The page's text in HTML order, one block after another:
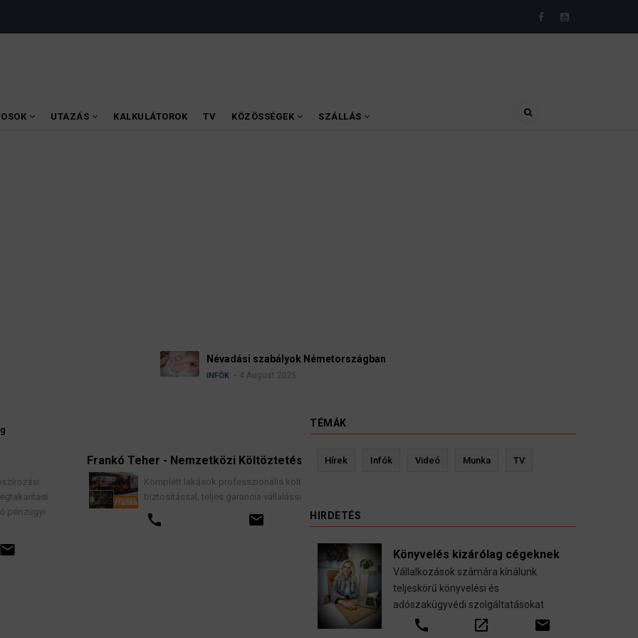
UTAZÁS KALKULÁTOROK TV KÖZÖSSÉGEK SZÁLLÁS
Ügyvédek, bírák és ügyészek szerint a német politikának mielőbb meg
kellene vizsgálnia egy pártbetiltási eljárás elindítását.
Frankó Teher - Nemzetközi Költöztetés
Komplett lakások professzionális költöztetése
biztosítással, teljes garancia vállalással.
Kevin Ressler biztosítási szakértő
TÉMÁK
Hírek Infók Videó Munka TV
HIRDETÉS
Könyvelés kizárólag cégeknek
Vállalkozások számára kínálunk
teljeskörű könyvelési és
adószakügyvédi szolgáltatásokat
call open_in_new email